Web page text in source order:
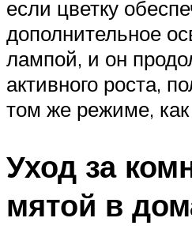
если цветку
дополнительное
лампой, и он
активного роста,
том же режиме,
Уход за
мятой в